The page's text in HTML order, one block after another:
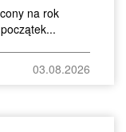
na rok
03.08.2026